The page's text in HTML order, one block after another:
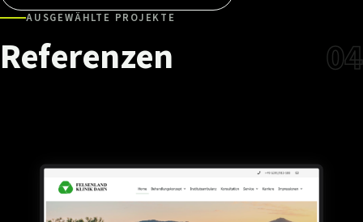
AUSGEWÄHLTE PROJEKTE
Referenzen 04